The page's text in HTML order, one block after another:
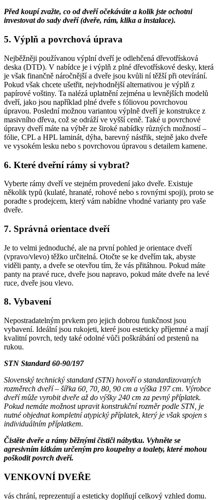
Před koupí zvažte, co od dveří očekáváte a kolik jste ochotni
investovat do sady dveří (dveře, rám, klika a instalace).
5. Výplň a povrchová úprava
Nejběžněji používanou výplní dveří je odlehčená dřevotřísková
deska (DTD). V nabídce je i výplň z plné dřevotřískové desky, která
je však finančně náročnější a dveře jsou kvůli ní těžší při otevírání.
Pokud však chcete ušetřit, nejvhodnější alternativou je výplň z
papírové voštiny. Ta nalézá uplatnění zejména u levnějších modelů
dveří, jako jsou například plné dveře s fóliovou povrchovou
úpravou. Poslední možnou variantou výplně dveří je konstrukce z
masivního dřeva, což se odráží ve vyšší ceně. Také u povrchové
úpravy dveří máte na výběr ze široké nabídky různých možností –
fólie, CPL a HPL laminát, dýha, barevný nástřik, stejně jako dveře
ve vysokém lesku nebo s povrchovou úpravou s detailem kamene.
6. Které dveřní rámy si vybrat?
Vyberte rámy dveří ve stejném provedení jako dveře. Existuje
několik typů (kulaté, hranaté, rohové nebo s rovnými spoji), proto se
poradte s prodejcem, který vám nabídne vhodné varianty pro vaše
dveře.
7. Správná orientace dveří
Je to velmi jednoduché, ale na první pohled je orientace dveří
(vpravo/vlevo) těžko určitelná. Otočte se ke dveřím tak, abyste
viděli panty, a dveře se otevřou tím, že vás přitáhnou. Pokud máte
panty na pravé ruce, dveře jsou napravo, pokud máte dveře na levé
ruce, dveře jsou vlevo.
8. Vybavení
Nepostradatelným prvkem pro jejich dobrou funkčnost jsou
vybavení. Ideální jsou rukojeti, které jsou esteticky příjemné a mají
kvalitní povrch, tedy také odolné vůči poškrábání od prstenů na
rukou.
STN Standard 60-90/197
Slovenský technický standard (STN) hovoří o standardizovaných
rozměrech dveří – šířka 60, 70, 80, 90 cm a výška 197 cm. Výrobce
dveří může vyrobit dveře až do výšky 240 cm za pevný příplatek.
Pokud nemáte možnost upravit konstrukční rozměr podle STN, je
nutné objednat kompletní atypický příplatek, který je však spojen s
individuálním příplatkem.
Čistěte dveře a rámy běžnými čističi nábytku. Vyhněte se
agresivním látkám určeným pro koupelny a toalety, které mohou
poškodit povrch dveří.
VENKOVNÍ DVEŘE
vás chrání, reprezentují a esteticky doplňují celkový vzhled domu.